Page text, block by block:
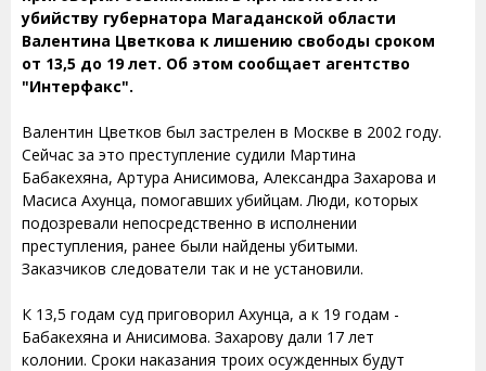
убийству губернатора Магаданской области
Валентина Цветкова к лишению свободы сроком
от 13,5 до 19 лет. Об этом сообщает агентство
"Интерфакс".
Валентин Цветков был застрелен в Москве в 2002 году.
Сейчас за это преступление судили Мартина
Бабакехяна, Артура Анисимова, Александра Захарова и
Масиса Ахунца, помогавших убийцам. Люди, которых
подозревали непосредственно в исполнении
преступления, ранее были найдены убитыми.
Заказчиков следователи так и не установили.
К 13,5 годам суд приговорил Ахунца, а к 19 годам -
Бабакехяна и Анисимова. Захарову дали 17 лет
колонии. Сроки наказания троих осужденных будут